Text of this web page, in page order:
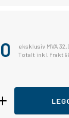
eksklusiv MVA
Totalt inkl. frakt